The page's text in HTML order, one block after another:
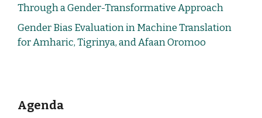
Through a Gender-Transformative Approach
Gender Bias Evaluation in Machine Translation
for Amharic, Tigrinya, and Afaan Oromoo
Agenda